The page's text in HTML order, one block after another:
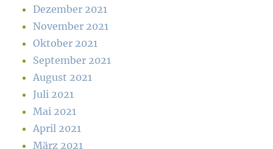
Dezember 2021
November 2021
Oktober 2021
September 2021
August 2021
Juli 2021
Mai 2021
April 2021
März 2021